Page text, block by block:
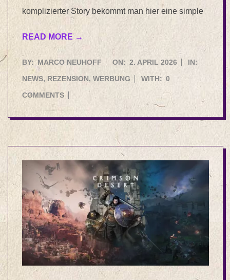
komplizierter Story bekommt man hier eine simple
READ MORE →
2026-
04-
02
BY: MARCO NEUHOFF ON: 2. APRIL 2026 IN:
NEWS, REZENSION ,WERBUNG WITH: 0
COMMENTS